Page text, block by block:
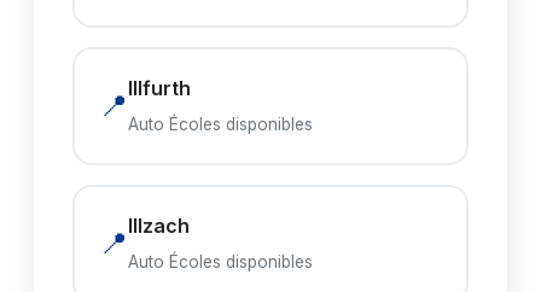
📍 Illfurth
Auto Écoles disponibles
📍 Illzach
Auto Écoles disponibles